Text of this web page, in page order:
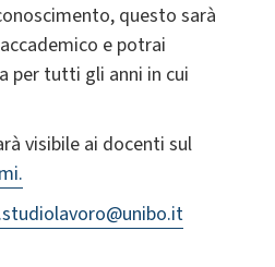
questo sarà
e potrai
per tutti gli anni in cui
visibile ai docenti sul